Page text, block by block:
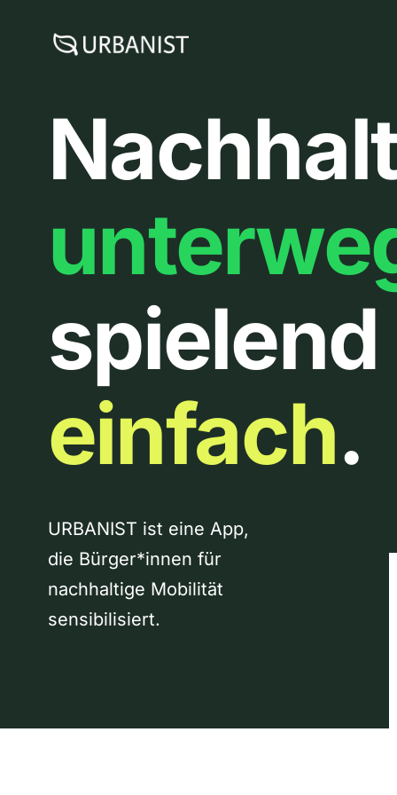
spielend
einfach.
URBANIST ist eine App,
die Bürger*innen für
nachhaltige Mobilität
sensibilisiert.